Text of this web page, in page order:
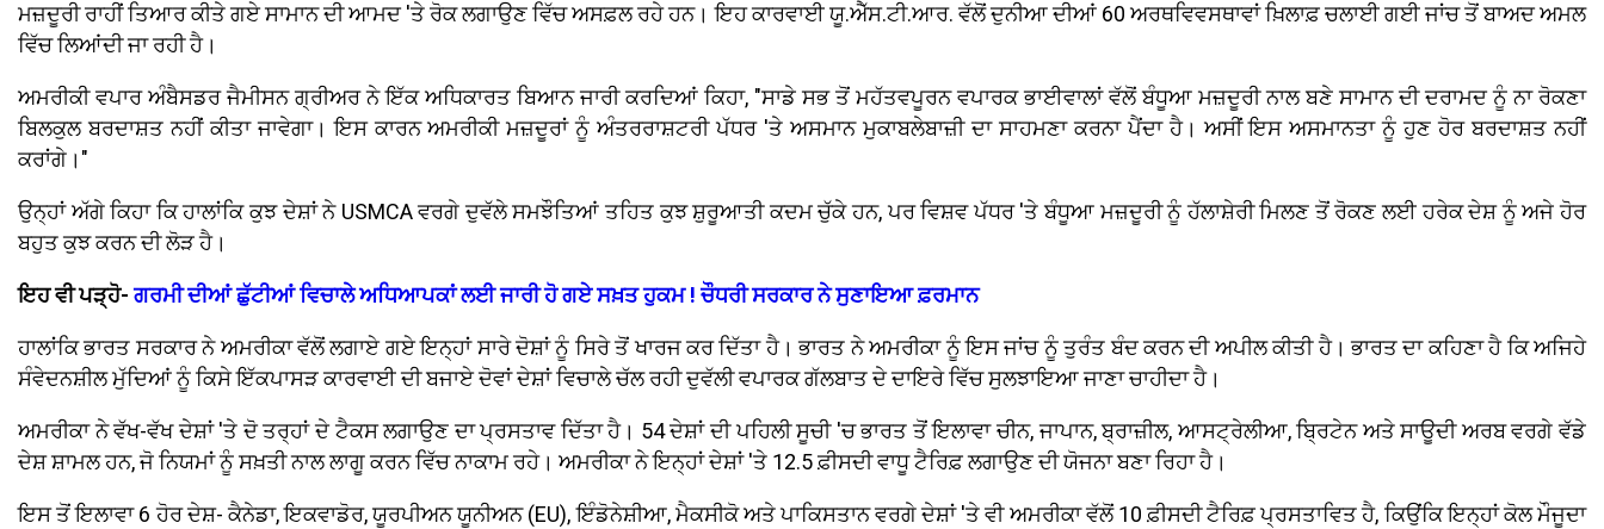
ਮਜ਼ਦੂਰੀ ਰਾਹੀਂ ਤਿਆਰ ਕੀਤੇ ਗਏ ਸਾਮਾਨ ਦੀ ਆਮਦ 'ਤੇ ਰੋਕ ਲਗਾਉਣ ਵਿੱਚ ਅਸਫ਼ਲ ਰਹੇ ਹਨ। ਇਹ ਕਾਰਵਾਈ ਯੂ.ਐੱਸ.ਟੀ.ਆਰ. ਵੱਲੋਂ ਦੁਨੀਆ ਦੀਆਂ 60 ਅਰਥਵਿਵਸਥਾਵਾਂ ਖ਼ਿਲਾਫ਼ ਚਲਾਈ ਗਈ ਜਾਂਚ ਤੋਂ ਬਾਅਦ ਅਮਲ
ਵਿੱਚ ਲਿਆਂਦੀ ਜਾ ਰਹੀ ਹੈ।
ਅਮਰੀਕੀ ਵਪਾਰ ਅੰਬੈਸਡਰ ਜੈਮੀਸਨ ਗ੍ਰੀਅਰ ਨੇ ਇੱਕ ਅਧਿਕਾਰਤ ਬਿਆਨ ਜਾਰੀ ਕਰਦਿਆਂ ਕਿਹਾ, "ਸਾਡੇ ਸਭ ਤੋਂ ਮਹੱਤਵਪੂਰਨ ਵਪਾਰਕ ਭਾਈਵਾਲਾਂ ਵੱਲੋਂ ਬੰਧੂਆ ਮਜ਼ਦੂਰੀ ਨਾਲ ਬਣੇ ਸਾਮਾਨ ਦੀ ਦਰਾਮਦ ਨੂੰ ਨਾ ਰੋਕਣਾ
ਬਿਲਕੁਲ ਬਰਦਾਸ਼ਤ ਨਹੀਂ ਕੀਤਾ ਜਾਵੇਗਾ। ਇਸ ਕਾਰਨ ਅਮਰੀਕੀ ਮਜ਼ਦੂਰਾਂ ਨੂੰ ਅੰਤਰਰਾਸ਼ਟਰੀ ਪੱਧਰ 'ਤੇ ਅਸਮਾਨ ਮੁਕਾਬਲੇਬਾਜ਼ੀ ਦਾ ਸਾਹਮਣਾ ਕਰਨਾ ਪੈਂਦਾ ਹੈ। ਅਸੀਂ ਇਸ ਅਸਮਾਨਤਾ ਨੂੰ ਹੁਣ ਹੋਰ ਬਰਦਾਸ਼ਤ ਨਹੀਂ
ਕਰਾਂਗੇ।"
ਉਨ੍ਹਾਂ ਅੱਗੇ ਕਿਹਾ ਕਿ ਹਾਲਾਂਕਿ ਕੁਝ ਦੇਸ਼ਾਂ ਨੇ USMCA ਵਰਗੇ ਦੁਵੱਲੇ ਸਮਝੌਤਿਆਂ ਤਹਿਤ ਕੁਝ ਸ਼ੁਰੂਆਤੀ ਕਦਮ ਚੁੱਕੇ ਹਨ, ਪਰ ਵਿਸ਼ਵ ਪੱਧਰ 'ਤੇ ਬੰਧੂਆ ਮਜ਼ਦੂਰੀ ਨੂੰ ਹੱਲਾਸ਼ੇਰੀ ਮਿਲਣ ਤੋਂ ਰੋਕਣ ਲਈ ਹਰੇਕ ਦੇਸ਼ ਨੂੰ ਅਜੇ ਹੋਰ
ਬਹੁਤ ਕੁਝ ਕਰਨ ਦੀ ਲੋੜ ਹੈ।
ਇਹ ਵੀ ਪੜ੍ਹੋ-ਗਰਮੀ ਦੀਆਂ ਛੁੱਟੀਆਂ ਵਿਚਾਲੇ ਅਧਿਆਪਕਾਂ ਲਈ ਜਾਰੀ ਹੋ ਗਏ ਸਖ਼ਤ ਹੁਕਮ ! ਚੌਧਰੀ ਸਰਕਾਰ ਨੇ ਸੁਣਾਇਆ ਫ਼ਰਮਾਨ
ਹਾਲਾਂਕਿ ਭਾਰਤ ਸਰਕਾਰ ਨੇ ਅਮਰੀਕਾ ਵੱਲੋਂ ਲਗਾਏ ਗਏ ਇਨ੍ਹਾਂ ਸਾਰੇ ਦੋਸ਼ਾਂ ਨੂੰ ਸਿਰੇ ਤੋਂ ਖਾਰਜ ਕਰ ਦਿੱਤਾ ਹੈ। ਭਾਰਤ ਨੇ ਅਮਰੀਕਾ ਨੂੰ ਇਸ ਜਾਂਚ ਨੂੰ ਤੁਰੰਤ ਬੰਦ ਕਰਨ ਦੀ ਅਪੀਲ ਕੀਤੀ ਹੈ। ਭਾਰਤ ਦਾ ਕਹਿਣਾ ਹੈ ਕਿ ਅਜਿਹੇ
ਸੰਵੇਦਨਸ਼ੀਲ ਮੁੱਦਿਆਂ ਨੂੰ ਕਿਸੇ ਇੱਕਪਾਸੜ ਕਾਰਵਾਈ ਦੀ ਬਜਾਏ ਦੋਵਾਂ ਦੇਸ਼ਾਂ ਵਿਚਾਲੇ ਚੱਲ ਰਹੀ ਦੁਵੱਲੀ ਵਪਾਰਕ ਗੱਲਬਾਤ ਦੇ ਦਾਇਰੇ ਵਿੱਚ ਸੁਲਝਾਇਆ ਜਾਣਾ ਚਾਹੀਦਾ ਹੈ।
ਅਮਰੀਕਾ ਨੇ ਵੱਖ-ਵੱਖ ਦੇਸ਼ਾਂ 'ਤੇ ਦੋ ਤਰ੍ਹਾਂ ਦੇ ਟੈਕਸ ਲਗਾਉਣ ਦਾ ਪ੍ਰਸਤਾਵ ਦਿੱਤਾ ਹੈ। 54 ਦੇਸ਼ਾਂ ਦੀ ਪਹਿਲੀ ਸੂਚੀ 'ਚ ਭਾਰਤ ਤੋਂ ਇਲਾਵਾ ਚੀਨ, ਜਾਪਾਨ, ਬ੍ਰਾਜ਼ੀਲ, ਆਸਟ੍ਰੇਲੀਆ, ਬ੍ਰਿਟੇਨ ਅਤੇ ਸਾਊਦੀ ਅਰਬ ਵਰਗੇ ਵੱਡੇ
ਦੇਸ਼ ਸ਼ਾਮਲ ਹਨ, ਜੋ ਨਿਯਮਾਂ ਨੂੰ ਸਖ਼ਤੀ ਨਾਲ ਲਾਗੂ ਕਰਨ ਵਿੱਚ ਨਾਕਾਮ ਰਹੇ। ਅਮਰੀਕਾ ਨੇ ਇਨ੍ਹਾਂ ਦੇਸ਼ਾਂ 'ਤੇ 12.5 ਫ਼ੀਸਦੀ ਵਾਧੂ ਟੈਰਿਫ਼ ਲਗਾਉਣ ਦੀ ਯੋਜਨਾ ਬਣਾ ਰਿਹਾ ਹੈ।
ਇਸ ਤੋਂ ਇਲਾਵਾ 6 ਹੋਰ ਦੇਸ਼- ਕੈਨੇਡਾ, ਇਕਵਾਡੋਰ, ਯੂਰਪੀਅਨ ਯੂਨੀਅਨ (EU), ਇੰਡੋਨੇਸ਼ੀਆ, ਮੈਕਸੀਕੋ ਅਤੇ ਪਾਕਿਸਤਾਨ ਵਰਗੇ ਦੇਸ਼ਾਂ 'ਤੇ ਵੀ ਅਮਰੀਕਾ ਵੱਲੋਂ 10 ਫ਼ੀਸਦੀ ਟੈਰਿਫ਼ ਪ੍ਰਸਤਾਵਿਤ ਹੈ, ਕਿਉਂਕਿ ਇਨ੍ਹਾਂ ਕੋਲ ਮੌਜੂਦਾ